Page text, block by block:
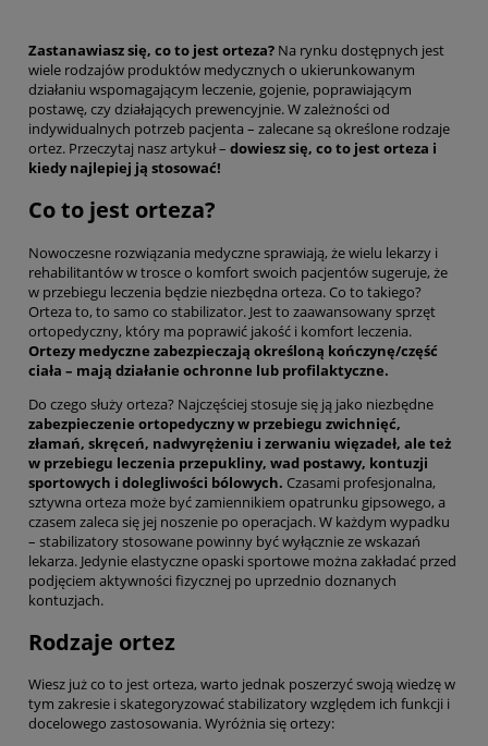
Zastanawiasz się, co to jest orteza? Na rynku dostępnych jest
wiele rodzajów produktów medycznych o ukierunkowanym
działaniu wspomagającym leczenie, gojenie, poprawiającym
postawę, czy działających prewencyjnie. W zależności od
indywidualnych potrzeb pacjenta – zalecane są określone rodzaje
ortez. Przeczytaj nasz artykuł – dowiesz się, co to jest orteza i
kiedy najlepiej ją stosować!
Co to jest orteza?
Nowoczesne rozwiązania medyczne sprawiają, że wielu lekarzy i
rehabilitantów w trosce o komfort swoich pacjentów sugeruje, że
w przebiegu leczenia będzie niezbędna orteza. Co to takiego?
Orteza to, to samo co stabilizator. Jest to zaawansowany sprzęt
ortopedyczny, który ma poprawić jakość i komfort leczenia.
Ortezy medyczne zabezpieczają określoną kończynę/część
ciała – mają działanie ochronne lub profilaktyczne.
Do czego służy orteza? Najczęściej stosuje się ją jako niezbędne
zabezpieczenie ortopedyczny w przebiegu zwichnięć,
złamań, skręceń, nadwyrężeniu i zerwaniu więzadeł, ale też
w przebiegu leczenia przepukliny, wad postawy, kontuzji
sportowych i dolegliwości bólowych. Czasami profesjonalna,
sztywna orteza może być zamiennikiem opatrunku gipsowego, a
czasem zaleca się jej noszenie po operacjach. W każdym wypadku
– stabilizatory stosowane powinny być wyłącznie ze wskazań
lekarza. Jedynie elastyczne opaski sportowe można zakładać przed
podjęciem aktywności fizycznej po uprzednio doznanych
kontuzjach.
Rodzaje ortez
Wiesz już co to jest orteza, warto jednak poszerzyć swoją wiedzę w
tym zakresie i skategoryzować stabilizatory względem ich funkcji i
docelowego zastosowania. Wyróżnia się ortezy: